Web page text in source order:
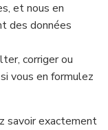
et nous en
des données
corriger ou
vous en formulez
savoir exactement